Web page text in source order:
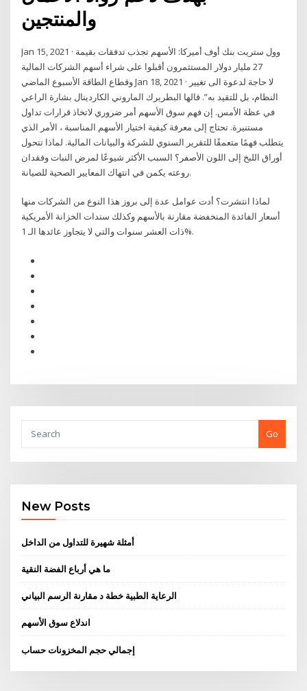
‬والمنتجين
Jan 15, 2021 · وول ستريت بنك أوف أميركا: الأسهم تجذب تدفقات بقيمة
27 مليار دولار المستثمرون أقبلوا على شراء أسهم الشركات المالية
وقطاع الطاقة الأسبوع الماضي Jan 18, 2021 · لا حاجة لدعوة الى تغيير
النظام، بل للتقيد به”. قالها البطريرك الماروني الكاردينال بشارة الراعي
في عظة الأمس. إن فهم سوق الأسهم أمر ضروري لاتخاذ قرارات تداول
مستنيرة. تحتاج إلى معرفة كيفية اختيار الأسهم المناسبة ، الأمر الذي
يتطلب فهمًا متعمقًا للتقرير السنوي للشركة والبيانات المالية. لماذا تتحول
أوراق اللبخ إلى اللون الأصفر؟ السبب الأكثر شيوعًا لمرض النبات وفقدان
روعته يكمن في انتهاك المعايير الصحية للصيانة.
لماذا انتشرت؟ أدت عوامل عدة إلى بروز هذا النوع من الشركات منها
أسعار الفائدة المنخفضة مقارنة بالأسهم وكذلك سندات الخزانة الأمريكية
ذات العشر سنوات والتي لا يتجاوز عائدها الـ 1%.
Go
New Posts
أمثلة شهيرة للتداول من الداخل
ما هي أرباع الفضة النقية
الرعاية الطبية خطة د مقارنة الرسم البياني
اندلاع سوق الأسهم
إجمالي حجم المخزونات حساب